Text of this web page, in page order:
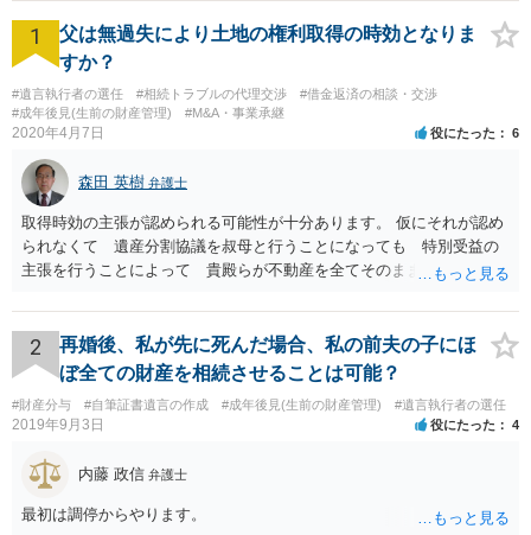
1
父は無過失により土地の権利取得の時効となりま
すか？
#遺言執行者の選任 #相続トラブルの代理交渉
#借金返済の相談・交渉
#成年後見(生前の財産管理)
#M&A・事業承継
2020年4月7日 役にたった 6
森田 英樹 弁護士
取得時効の主張が認められる可能性が十分あります。 仮にそれが認め
られなくて 遺産分割協議を叔母と行うことになっても 特別受益の
主張を行うことによって 貴殿らが不動産を全てそのまま取得できる
2
再婚後、私が先に死んだ場合、私の前夫の子にほ
ぼ全ての財産を相続させることは可能？
#財産分与 #自筆証書遺言の作成 #成年後見(生前の財産管理) #遺言執行者の選任
2019年9月3日 役にたった 4
内藤 政信 弁護士
最初は調停からやります。